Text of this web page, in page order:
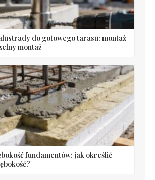
do gotowego tarasu: montaż
montaż
fundamentów: jak określić